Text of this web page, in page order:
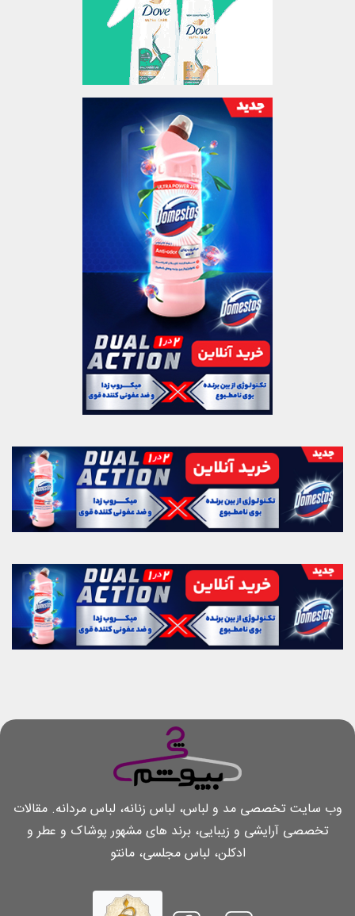
وب سایت تخصصی مد و لباس، لباس زنانه، لباس مردانه. مقالات
تخصصی آرایشی و زیبایی، برند های مشهور پوشاک و عطر و
ادکلن، لباس مجلسی، مانتو